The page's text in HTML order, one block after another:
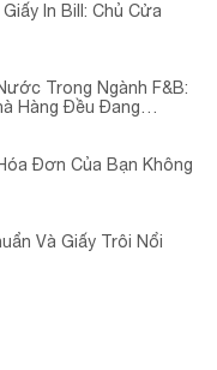
In Bill: Chủ Cửa
Trong Ngành F&B:
Hàng Đều Đang
Đơn Của Bạn Không
Và Giấy Trôi Nổi